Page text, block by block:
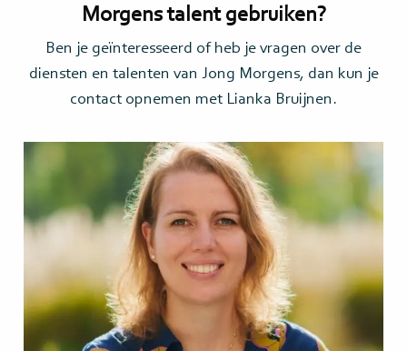
Morgens talent gebruiken?
Ben je geïnteresseerd of heb je vragen over de
diensten en talenten van Jong Morgens, dan kun je
contact opnemen met Lianka Bruijnen.
meer>